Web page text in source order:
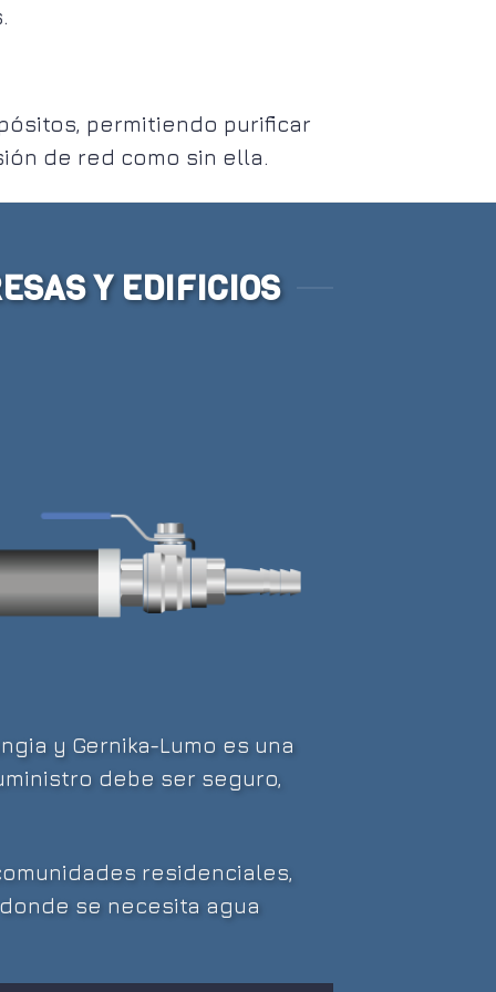
permitiendo purificar
de red como sin ella.
Y EDIFICIOS
y Gernika-Lumo es una
debe ser seguro,
residenciales,
se necesita agua